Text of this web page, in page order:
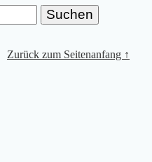
Zurück zum Seitenanfang ↑